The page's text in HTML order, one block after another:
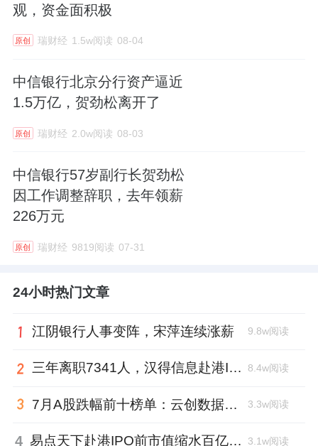
观，资金面积极
原创 瑞财经 1.5w阅读 08-04
中信银行北京分行资产逼近
1.5万亿，贺劲松离开了
原创 瑞财经 2.0w阅读 08-03
中信银行57岁副行长贺劲松
因工作调整辞职，去年领薪
226万元
原创 瑞财经 9819阅读 07-31
24小时热门文章
江阴银行人事变阵，宋萍连续涨薪 9.8w阅读
三年离职7341人，汉得信息赴港IPO前欠缴社保1.55亿元 8.4w阅读
7月A股跌幅前十榜单：云创数据跌88.8%，西安奕材跌去六成市值 3.3w阅读
4 易点天下赴港IPO前市值缩水百亿，邹小武和创业伙伴收割了10亿 3.1w阅读